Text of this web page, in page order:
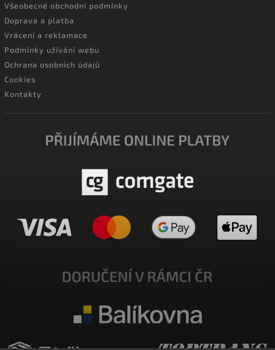
Všeobecné obchodní podmínky
Doprava a platba
Vrácení a reklamace
Podmínky užívání webu
Ochrana osobních údajů
Cookies
Kontakty